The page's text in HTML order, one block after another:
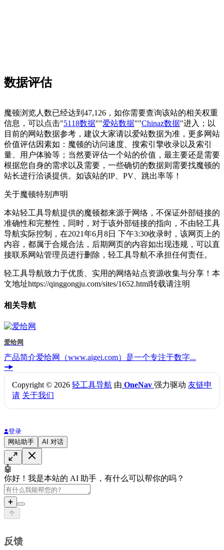
数据评估
魔顿浏览人数已经达到47,126，如你需要查询该站的相关权重
信息，可以点击"5118数据""爱站数据""Chinaz数据"进入；以
目前的网站数据参考，建议大家请以爱站数据为准，更多网站
价值评估因素如：魔顿的访问速度、搜索引擎收录以及索引
量、用户体验等；当然要评估一个站的价值，最主要还是需要
根据您自身的需求以及需要，一些确切的数据则需要找魔顿的
站长进行洽谈提供。如该站的IP、PV、跳出率等！
关于魔顿特别声明
本站轻工具导航提供的魔顿都来源于网络，不保证外部链接的
准确性和完整性，同时，对于该外部链接的指向，不由轻工具
导航实际控制，在2021年6月8日 下午3:30收录时，该网页上的
内容，都属于合规合法，后期网页的内容如出现违规，可以直
接联系网站管理员进行删除，轻工具导航不承担任何责任。
轻工具导航致力于优质、实用的网络站点资源收集与分享！ 本
文地址https://qinggongju.com/sites/1652.html转载请注明
相关导航
爱给网
产品简介爱给网（www.aigei.com）是一个专注于数字...
Copyright © 2026 轻工具导航 由 OneNav 强力驱动 友链申
请 关于我们
登录
网站助手
AI 对话
🤖
你好！我是本站的 AI 助手，有什么可以帮你的吗？
➕
反馈